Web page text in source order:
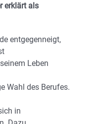
erklärt als
entgegenneigt,
Leben
Wahl des Berufes.
in